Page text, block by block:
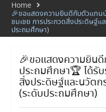
Home
🎉ขอแสดงความยินดีกับตัวแทน
ชมเชย การประกวดสิ่งประดิษฐ์
ประถมศึกษา)
🎉ขอแสดงความยิน
ประถมศึกษา🏆 ได้รั
สิ่งประดิษฐ์และนวัต
(ระดับประถมศึกษา)